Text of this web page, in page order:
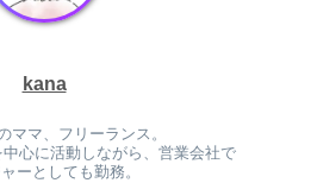
kana
ママ、フリーランス。
心に活動しながら、営業会社で
ーとしても勤務。